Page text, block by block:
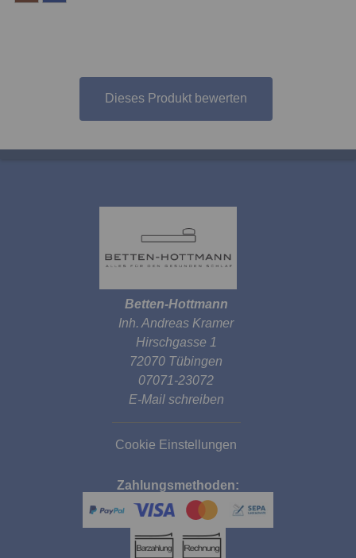
Dieses Produkt bewerten
Betten-Hottmann
Inh. Andreas Kramer
Hirschgasse 1
72070 Tübingen
07071-23072
E-Mail schreiben
Cookie Einstellungen
Zahlungsmethoden: